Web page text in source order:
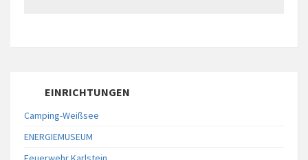
EINRICHTUNGEN
Camping-Weißsee
ENERGIEMUSEUM